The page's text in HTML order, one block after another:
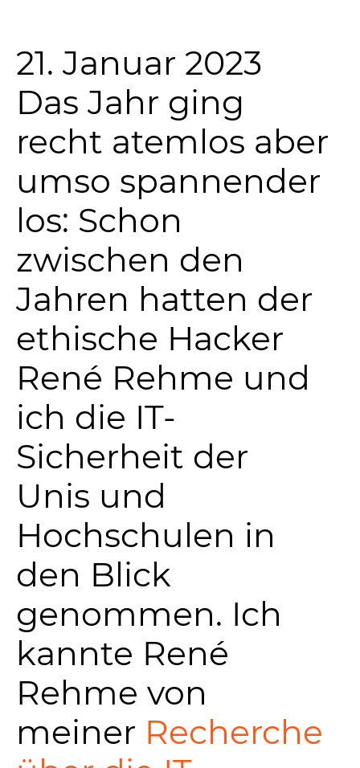
21. Januar 2023
Das Jahr ging
recht atemlos aber
umso spannender
los: Schon
zwischen den
Jahren hatten der
ethische Hacker
René Rehme und
ich die IT-
Sicherheit der
Unis und
Hochschulen in
den Blick
genommen. Ich
kannte René
Rehme von
meiner Recherche